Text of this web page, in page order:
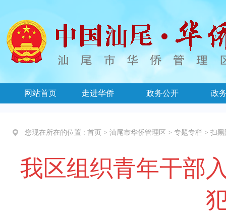
网站首页 走进华侨 政务公开 政
您现在所在的位置 : 首页 > 汕尾市华侨管理区 > 专题专栏 > 扫黑
我区组织青年干部